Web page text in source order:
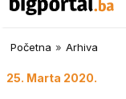
Početna » Arhiva
25. Marta 2020.